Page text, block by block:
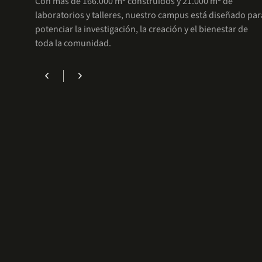
laboratorios y talleres, nuestro campus está diseñado
potenciar la investigación, la creación y el bienestar de
toda la comunidad.
chevron_left chevron_right